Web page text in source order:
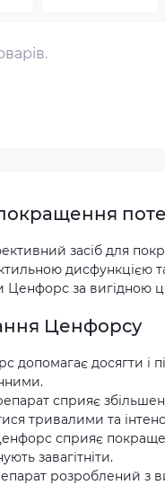
засіб для
дисфункцією
Ценфорс за вигідною
Ценфорсу
досягти і
сприяє
тривалими та
сприяє
завагітніти.
розроблений з